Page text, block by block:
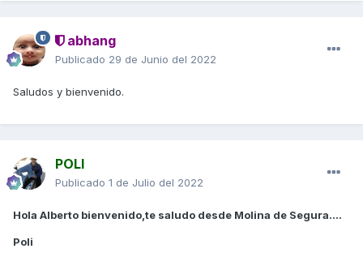
abhang
Publicado 29 de Junio del 2022
Saludos y bienvenido.
POLI
Publicado 1 de Julio del 2022
Hola Alberto bienvenido,te saludo desde Molina de Segura....
Poli